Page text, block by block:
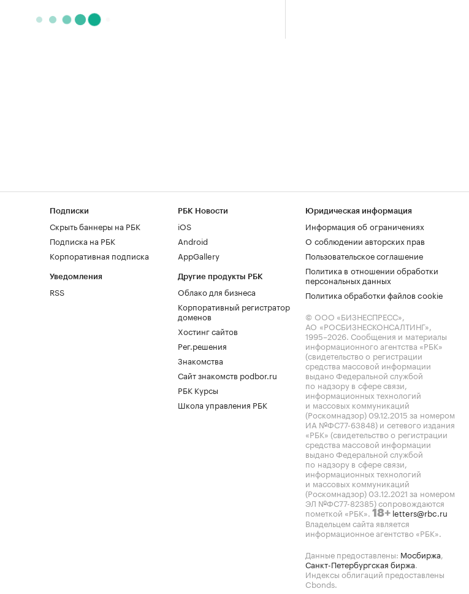
Подписки
Скрыть баннеры на РБК
Подписка на РБК
Корпоративная подписка
Уведомления
RSS
РБК Новости
iOS
Android
AppGallery
Другие продукты РБК
Облако для бизнеса
Корпоративный регистратор
доменов
Хостинг сайтов
Рег.решения
Знакомства
Сайт знакомств podbor.ru
РБК Курсы
Школа управления РБК
Юридическая информация
Информация об ограничениях
О соблюдении авторских прав
Пользовательское соглашение
Политика в отношении обработки
персональных данных
Политика обработки файлов cookie
© ООО «БИЗНЕСПРЕСС»,
АО «РОСБИЗНЕСКОНСАЛТИНГ»,
1995–2026. Сообщения и материалы
информационного агентства «РБК»
(свидетельство о регистрации
средства массовой информации
выдано Федеральной службой
по надзору в сфере связи,
информационных технологий
и массовых коммуникаций
(Роскомнадзор) 09.12.2015 за номером
ИА №ФС77-63848) и сетевого издания
«РБК» (свидетельство о регистрации
средства массовой информации
выдано Федеральной службой
по надзору в сфере связи,
информационных технологий
и массовых коммуникаций
(Роскомнадзор) 03.12.2021 за номером
ЭЛ №ФС77-82385) сопровождаются
пометкой «РБК». 18+ letters@rbc.ru
Владельцем сайта является
информационное агентство «РБК».
Данные предоставлены: Мосбиржа,
Санкт-Петербургская биржа.
Индексы облигаций предоставлены
Cbonds.